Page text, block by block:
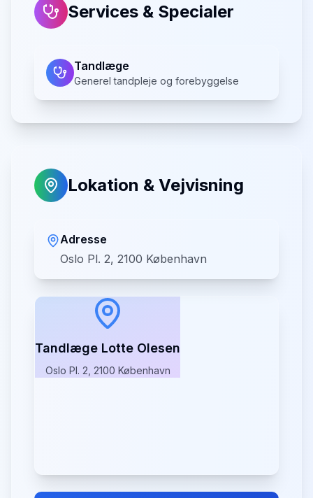
Services & Specialer
Tandlæge
Generel tandpleje og forebyggelse
Lokation & Vejvisning
Adresse
Oslo Pl. 2, 2100 København
Tandlæge Lotte Olesen
Oslo Pl. 2, 2100 København